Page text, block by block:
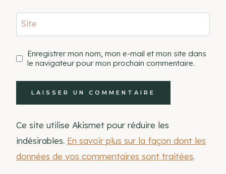
Site
Enregistrer mon nom, mon e-mail et mon site dans
le navigateur pour mon prochain commentaire.
Ce site utilise Akismet pour réduire les
indésirables. En savoir plus sur la façon dont les
données de vos commentaires sont traitées.